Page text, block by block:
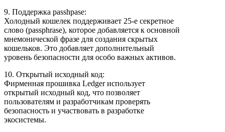
9. Поддержка passhpase:
Холодный кошелек поддерживает 25-е секретное
слово (passphrase), которое добавляется к основной
мнемонической фразе для создания скрытых
кошельков. Это добавляет дополнительный
уровень безопасности для особо важных активов.
10. Открытый исходный код:
Фирменная прошивка Ledger использует
открытый исходный код, что позволяет
пользователям и разработчикам проверять
безопасность и участвовать в разработке
экосистемы.